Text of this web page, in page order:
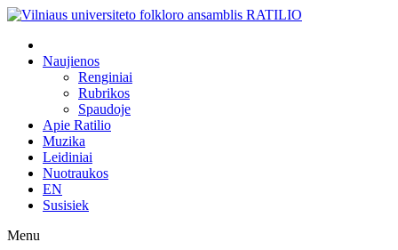
Naujienos
Renginiai
Rubrikos
Spaudoje
Apie Ratilio
Muzika
Leidiniai
Nuotraukos
EN
Susisiek
Menu